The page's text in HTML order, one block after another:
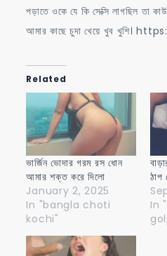
পড়াতে ওকে যে কি সেক্সি লাগছিল তা
আমার কাছে চুদা খেয়ে খুব খুশি।
Related
ভার্জিন ভোদার গরম রস ধোন
আমার শক্ত করে দিলো
January 2, 2025
In "bangla choti
kochi"
ঠাপ
In